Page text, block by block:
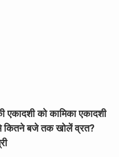
एकादशी को कामिका एकादशी
कितने बजे तक खोलें व्रत?